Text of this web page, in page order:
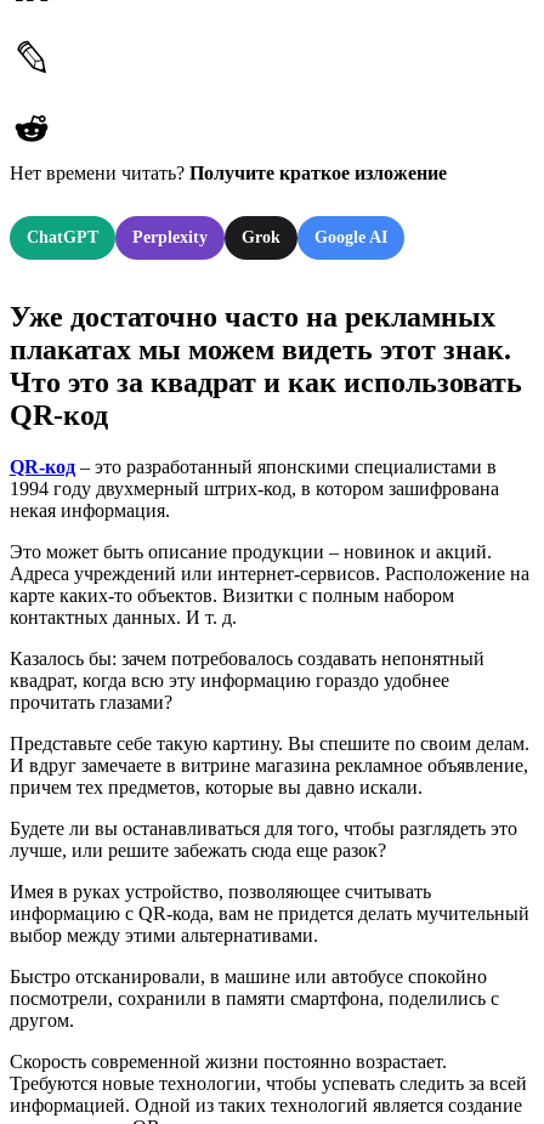
Нет времени читать? Получите краткое изложение
ChatGPT Perplexity Grok Google AI
Уже достаточно часто на рекламных
плакатах мы можем видеть этот знак.
Что это за квадрат и как использовать
QR-код
QR-код – это разработанный японскими специалистами в
1994 году двухмерный штрих-код, в котором зашифрована
некая информация.
Это может быть описание продукции – новинок и акций.
Адреса учреждений или интернет-сервисов. Расположение на
карте каких-то объектов. Визитки с полным набором
контактных данных. И т. д.
Казалось бы: зачем потребовалось создавать непонятный
квадрат, когда всю эту информацию гораздо удобнее
прочитать глазами?
Представьте себе такую картину. Вы спешите по своим делам.
И вдруг замечаете в витрине магазина рекламное объявление,
причем тех предметов, которые вы давно искали.
Будете ли вы останавливаться для того, чтобы разглядеть это
лучше, или решите забежать сюда еще разок?
Имея в руках устройство, позволяющее считывать
информацию с QR-кода, вам не придется делать мучительный
выбор между этими альтернативами.
Быстро отсканировали, в машине или автобусе спокойно
посмотрели, сохранили в памяти смартфона, поделились с
другом.
Скорость современной жизни постоянно возрастает.
Требуются новые технологии, чтобы успевать следить за всей
информацией. Одной из таких технологий является создание